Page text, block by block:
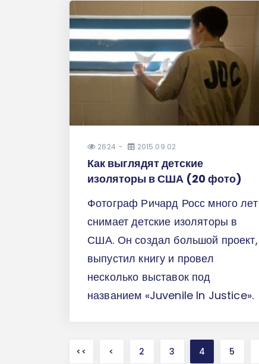
2624 2015.09.02
Как выглядят детские
изоляторы в США (20 фото)
Фотограф Ричард Росс много лет
снимает детские изоляторы в
США. Он создал большой проект,
выпустил книгу и провел
несколько выставок под
названием «Juvenile In Justice».
<< < 2 3 4 5